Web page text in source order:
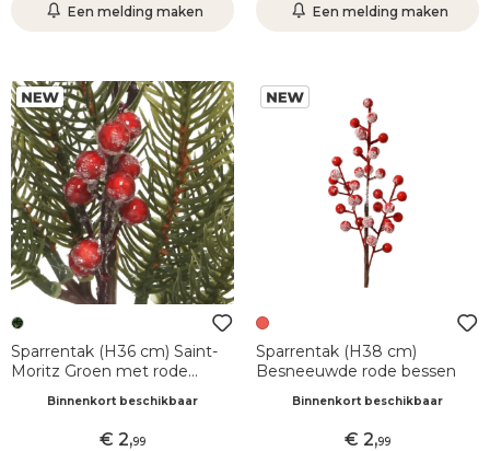
Een melding maken Een melding maken
Sparrentak (H36 cm) Saint-
Moritz Groen met rode
Binnenkort beschikbaar
2,99
Sparrentak (H38 cm)
Besneeuwde rode bessen
Binnenkort beschikbaar
2,99